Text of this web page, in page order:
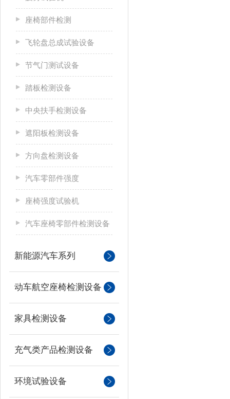
座椅部件检测
飞轮盘总成试验设备
节气门测试设备
踏板检测设备
中央扶手检测设备
遮阳板检测设备
方向盘检测设备
汽车零部件强度
座椅强度试验机
汽车座椅零部件检测设备
新能源汽车系列
动车航空座椅检测设备
家具检测设备
充气类产品检测设备
环境试验设备